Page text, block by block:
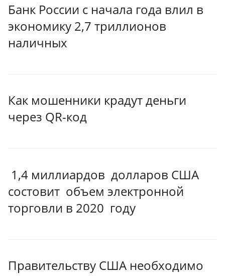
Банк России с начала года влил в
экономику 2,7 триллионов
наличных
Как мошенники крадут деньги
через QR-код
1,4 миллиардов долларов США
состовит объем электронной
торговли в 2020 году
Правительству США необходимо